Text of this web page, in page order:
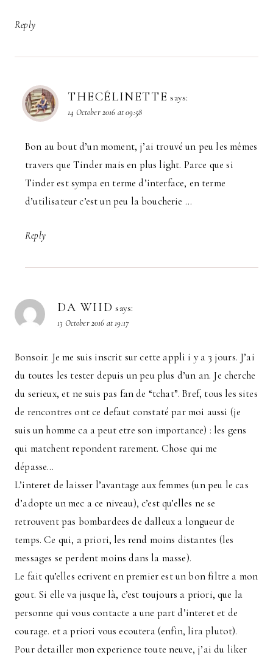
Reply
THECÉLINETTE says:
14 October 2016 at 09:58
Bon au bout d’un moment, j’ai trouvé un peu les mêmes
travers que Tinder mais en plus light. Parce que si
Tinder est sympa en terme d’interface, en terme
d’utilisateur c’est un peu la boucherie …
Reply
DA WIID says:
13 October 2016 at 19:17
Bonsoir. Je me suis inscrit sur cette appli i y a 3 jours. J’ai
du toutes les tester depuis un peu plus d’un an. Je cherche
du serieux, et ne suis pas fan de “tchat”. Bref, tous les sites
de rencontres ont ce defaut constaté par moi aussi (je
suis un homme ca a peut etre son importance) : les gens
qui matchent repondent rarement. Chose qui me
dépasse…
L’interet de laisser l’avantage aux femmes (un peu le cas
d’adopte un mec a ce niveau), c’est qu’elles ne se
retrouvent pas bombardees de dalleux a longueur de
temps. Ce qui, a priori, les rend moins distantes (les
messages se perdent moins dans la masse).
Le fait qu’elles ecrivent en premier est un bon filtre a mon
gout. Si elle va jusque là, c’est toujours a priori, que la
personne qui vous contacte a une part d’interet et de
courage. et a priori vous ecoutera (enfin, lira plutot).
Pour detailler mon experience toute neuve, j’ai du liker